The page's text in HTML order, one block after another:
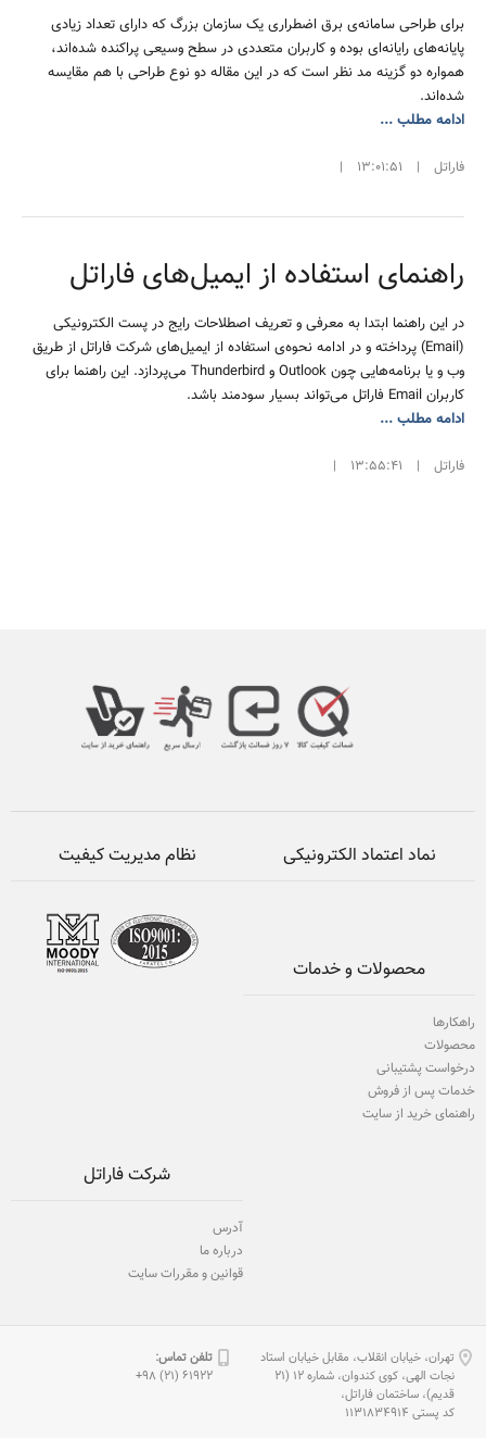
برای طراحی سامانه‌ی برق اضطراری یک سازمان بزرگ که دارای تعداد زیادی
پایانه‌های رایانه‌ای بوده و کاربران متعددی در سطح وسیعی پراکنده شده‌اند،
همواره دو گزینه مد نظر است که در این مقاله دو نوع طراحی با هم مقایسه
شده‌اند.
ادامه مطلب ...
فاراتل |
13:01:51
|
راهنمای استفاده از ایمیل‌های فاراتل
در این راهنما ابتدا به معرفی و تعریف اصطلاحات رایج در پست الکترونیکی
(Email) پرداخته و در ادامه نحوه‌ی استفاده از ایمیل‌های شرکت فاراتل از طریق
وب و یا برنامه‌هایی چون Outlook و Thunderbird می‌پردازد. این راهنما برای
کاربران Email فاراتل می‌تواند بسیار سودمند باشد.
ادامه مطلب ...
فاراتل |
13:55:41
|
نظام مدیریت کیفیت نماد اعتماد الکترونیکی
محصولات و خدمات
راهکارها
محصولات
درخواست پشتیبانی
خدمات پس از فروش
راهنمای خرید از سایت
شرکت فاراتل
آدرس
درباره ما
قوانین و مقررات سایت
تلفن تماس:
61922 (21) 98+
تهران، خیابان انقلاب، مقابل خیابان استاد
نجات الهی، كوی كندوان، شماره 12 (21
قدیم)، ساختمان فاراتل،
كد پستی 1131834914